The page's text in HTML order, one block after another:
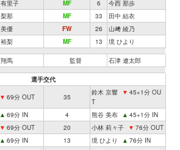
里子 MF 6
今西 那歩
那 MF 33
田中 結衣
優 FW 26
山﨑 綾乃
梨 MF 13 境 ひより
馬 監督 石津 遼太郎
選手交代
▼ 69分 OUT 35
鈴木 京響 ▼ 45+1分 OU
T
▲ 69分 IN 4 熊谷 美布 ▲ 45+1分 IN
▼ 69分 OUT 20 小林 莉々子 ▼ 76分 OUT
▲ 69分 IN 13 境 ひより ▲ 76分 IN